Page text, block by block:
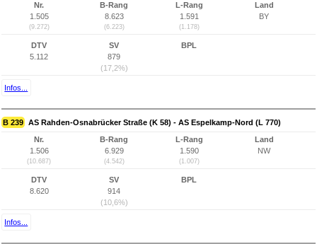
Nr.
1.505
(9.272)
B-Rang
8.623
(6.223)
L-Rang
1.591
(1.178)
Land
BY
DTV
5.112
SV
879
(17,2%)
BPL
Infos...
B 239 AS Rahden-Osnabrücker Straße (K 58) - AS Espelkamp-Nord (L 770)
Nr.
1.506
(10.687)
B-Rang
6.929
(4.542)
L-Rang
1.590
(1.007)
Land
NW
DTV
8.620
SV
914
(10,6%)
BPL
Infos...